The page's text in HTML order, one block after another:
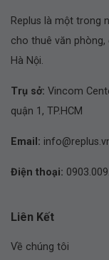
Replus là một trong
cho thuê văn phòng,
Hà Nội.
Trụ sở: Vincom
quận 1, TP.HCM
Email:
Điện thoại:
Liên Kết
Về chúng tôi